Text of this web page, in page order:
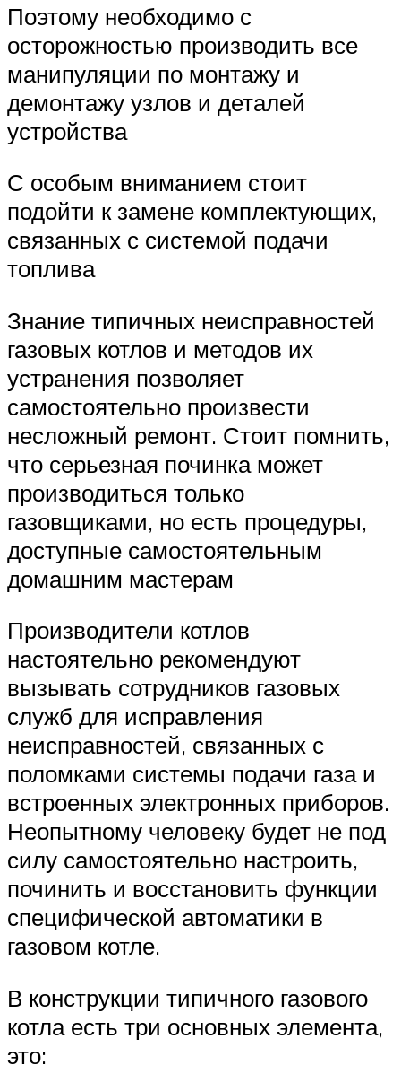
Поэтому необходимо с
осторожностью производить все
манипуляции по монтажу и
демонтажу узлов и деталей
устройства
С особым вниманием стоит
подойти к замене комплектующих,
связанных с системой подачи
топлива
Знание типичных неисправностей
газовых котлов и методов их
устранения позволяет
самостоятельно произвести
несложный ремонт. Стоит помнить,
что серьезная починка может
производиться только
газовщиками, но есть процедуры,
доступные самостоятельным
домашним мастерам
Производители котлов
настоятельно рекомендуют
вызывать сотрудников газовых
служб для исправления
неисправностей, связанных с
поломками системы подачи газа и
встроенных электронных приборов.
Неопытному человеку будет не под
силу самостоятельно настроить,
починить и восстановить функции
специфической автоматики в
газовом котле.
В конструкции типичного газового
котла есть три основных элемента,
это: